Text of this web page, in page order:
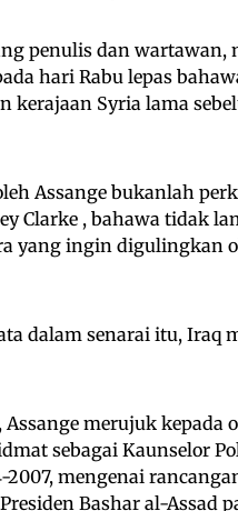
penulis dan
hari Rabu lepas
kerajaan Syria lama
Assange bukanlah
Clarke , bahawa tidak
yang ingin digulingkan
dalam senarai itu, Iraq
merujuk kepada
sebagai Kaunselor
2007, mengenai
Bashar al-Assad